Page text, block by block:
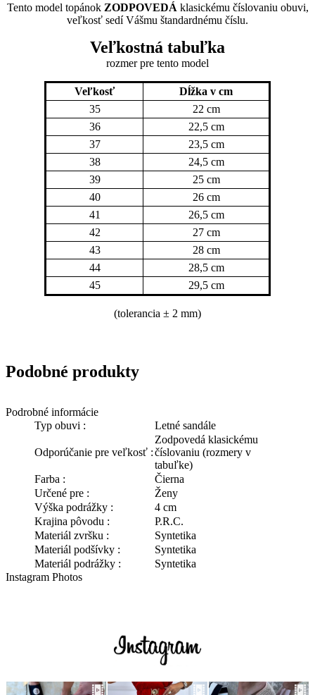
Tento model topánok ZODPOVEDÁ klasickému číslovaniu obuvi,
veľkosť sedí Vášmu štandardnému číslu.
Veľkostná tabuľka
rozmer pre tento model
Veľkosť
Dĺžka v cm
35
22 cm
36
22,5 cm
37
23,5 cm
38
24,5 cm
39
25 cm
40
26 cm
41
26,5 cm
42
27 cm
43
28 cm
44
28,5 cm
45
29,5 cm
(tolerancia ± 2 mm)
Podrobné informácie
Typ obuvi :
Letné sandále
Odporúčanie pre veľkosť :
Zodpovedá klasickému
číslovaniu (rozmery v
tabuľke)
Farba :
Čierna
Určené pre :
Ženy
Výška podrážky :
4 cm
Krajina pôvodu :
P.R.C.
Materiál zvršku :
Syntetika
Materiál podšívky :
Syntetika
Materiál podrážky :
Syntetika
Instagram Photos
Podobné produkty